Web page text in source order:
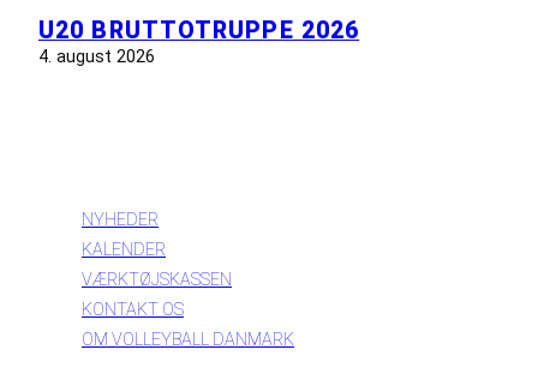
U20 BRUTTOTRUPPE 2026
4. august 2026
NYHEDER
KALENDER
VÆRKTØJSKASSEN
KONTAKT OS
OM VOLLEYBALL DANMARK